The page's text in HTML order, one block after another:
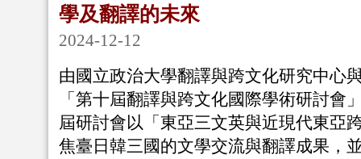
學及翻譯的未來
2024-12-12
由國立政治大學翻譯與跨文化研究中心
「第十屆翻譯與跨文化國際學術研討會
屆研討會以「東亞三文英與近現代東亞
焦臺日韓三國的文學交流與翻譯成果，